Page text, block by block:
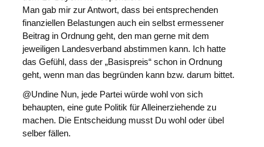
Man gab mir zur Antwort, dass bei entsprechenden
finanziellen Belastungen auch ein selbst ermessener
Beitrag in Ordnung geht, den man gerne mit dem
jeweiligen Landesverband abstimmen kann. Ich hatte
das Gefühl, dass der „Basispreis“ schon in Ordnung
geht, wenn man das begründen kann bzw. darum bittet.
@Undine Nun, jede Partei würde wohl von sich
behaupten, eine gute Politik für Alleinerziehende zu
machen. Die Entscheidung musst Du wohl oder übel
selber fällen.